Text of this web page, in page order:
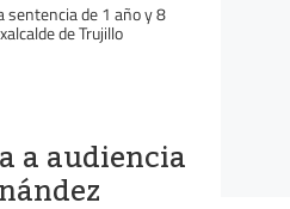
sentencia de 1 año y 8
de Trujillo
a audiencia